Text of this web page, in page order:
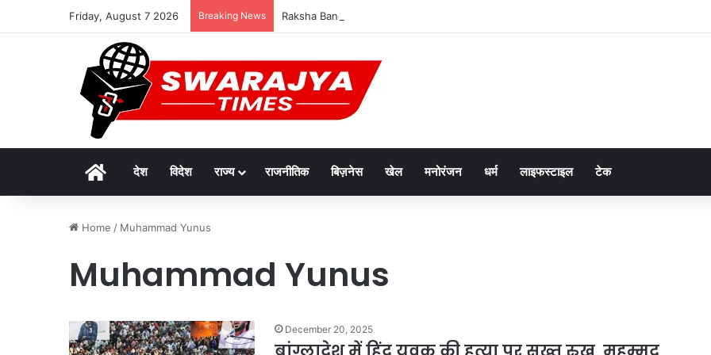
Friday, August 7 2026 Breaking News Raksha Bandhan 2026: रक्षाबंधन पर क्यों दिखेगा चांद अलग रंग में? जानिए इसके पीछे की वैज्ञानिक वजह
Homeदेश विदेश राज्य राजनीतिक बिज़नेस खेल मनोरंजन धर्म लाइफस्टाइल टेक
Home / Muhammad Yunus
Muhammad Yunus
December 20, 2025